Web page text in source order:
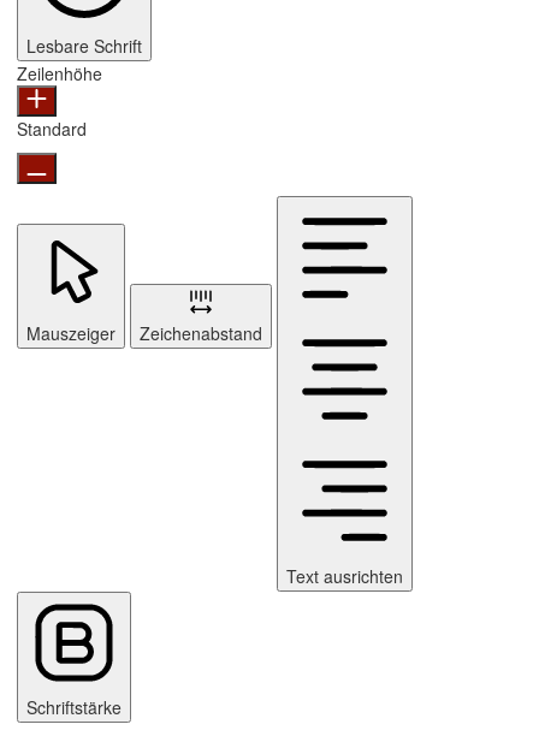
Lesbare Schrift
Zeilenhöhe
Standard
Mauszeiger Zeichenabstand
Text ausrichten
Schriftstärke